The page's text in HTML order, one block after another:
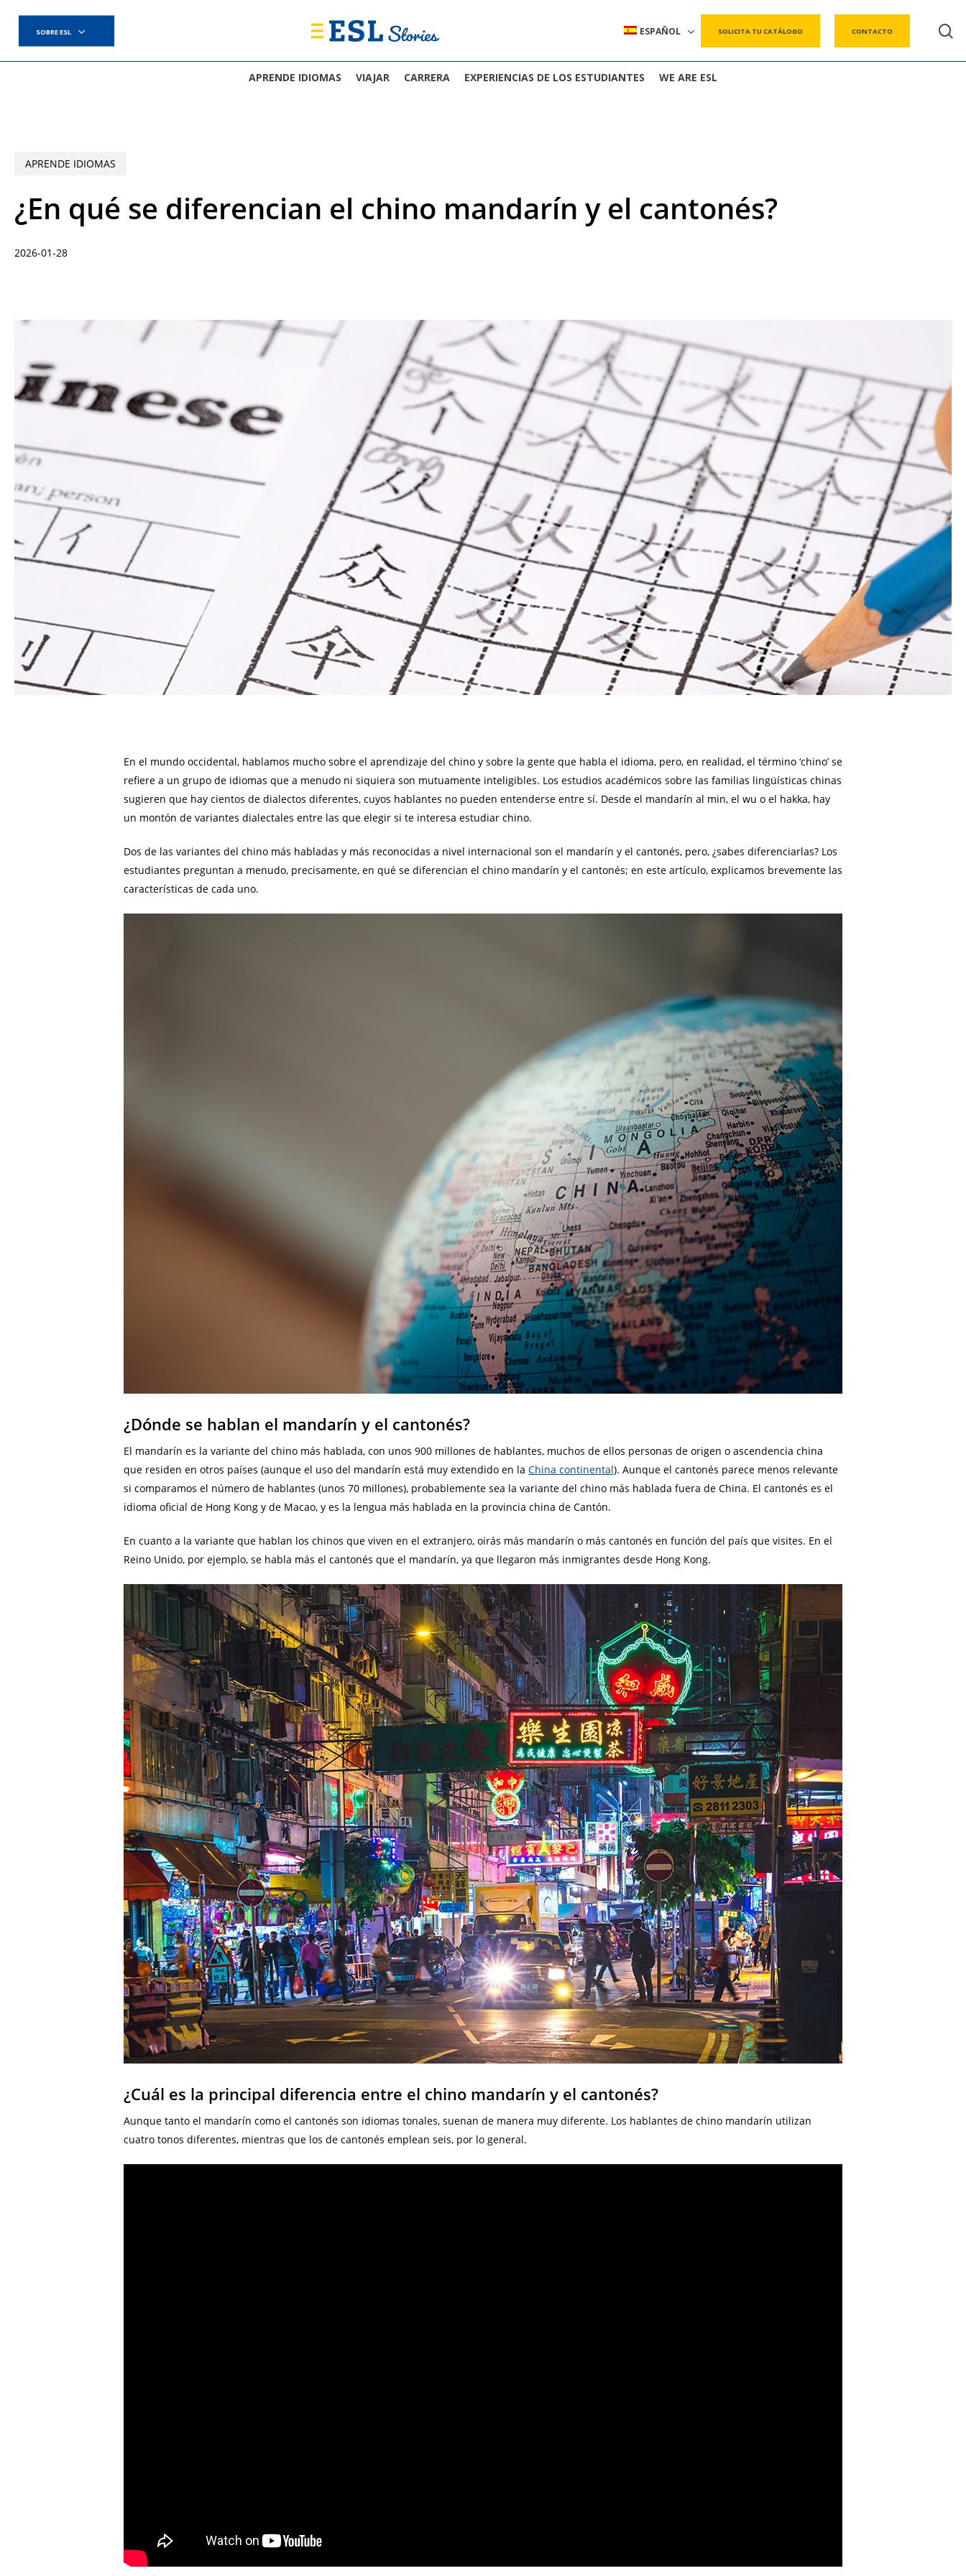
main
content
SOBRE ESL ESPAÑOL SOLICITA TU CATÁLOGO CONTACTO
APRENDE IDIOMAS VIAJAR CARRERA EXPERIENCIAS DE LOS ESTUDIANTES WE ARE ESL
APRENDE IDIOMAS
¿En qué se diferencian el chino mandarín y el cantonés?
2026-01-28
En el mundo occidental, hablamos mucho sobre el aprendizaje del chino y sobre la gente que habla el idioma, pero, en realidad, el término ‘chino’ se
refiere a un grupo de idiomas que a menudo ni siquiera son mutuamente inteligibles. Los estudios académicos sobre las familias lingüísticas chinas
sugieren que hay cientos de dialectos diferentes, cuyos hablantes no pueden entenderse entre sí. Desde el mandarín al min, el wu o el hakka, hay
un montón de variantes dialectales entre las que elegir si te interesa estudiar chino.
Dos de las variantes del chino más habladas y más reconocidas a nivel internacional son el mandarín y el cantonés, pero, ¿sabes diferenciarlas? Los
estudiantes preguntan a menudo, precisamente, en qué se diferencian el chino mandarín y el cantonés; en este artículo, explicamos brevemente las
características de cada uno.
¿Dónde se hablan el mandarín y el cantonés?
El mandarín es la variante del chino más hablada, con unos 900 millones de hablantes, muchos de ellos personas de origen o ascendencia china
que residen en otros países (aunque el uso del mandarín está muy extendido en la China continental). Aunque el cantonés parece menos relevante
si comparamos el número de hablantes (unos 70 millones), probablemente sea la variante del chino más hablada fuera de China. El cantonés es el
idioma oficial de Hong Kong y de Macao, y es la lengua más hablada en la provincia china de Cantón.
En cuanto a la variante que hablan los chinos que viven en el extranjero, oirás más mandarín o más cantonés en función del país que visites. En el
Reino Unido, por ejemplo, se habla más el cantonés que el mandarín, ya que llegaron más inmigrantes desde Hong Kong.
¿Cuál es la principal diferencia entre el chino mandarín y el cantonés?
Aunque tanto el mandarín como el cantonés son idiomas tonales, suenan de manera muy diferente. Los hablantes de chino mandarín utilizan
cuatro tonos diferentes, mientras que los de cantonés emplean seis, por lo general.